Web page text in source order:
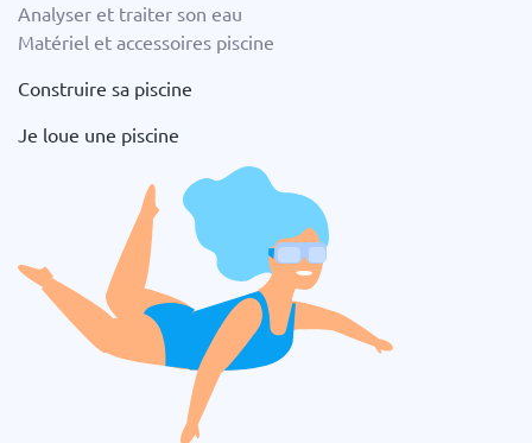
Analyser et traiter son eau
Matériel et accessoires piscine
Construire sa piscine
Je loue une piscine